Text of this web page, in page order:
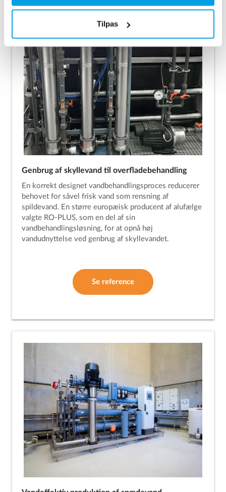
Tilpas
Genbrug af skyllevand til overfladebehandling
En korrekt designet vandbehandlingsproces reducerer
behovet for såvel frisk vand som rensning af
spildevand. En større europæisk producent af alufælge
valgte RO-PLUS, som en del af sin
vandbehandlingsløsning, for at opnå høj
vandudnyttelse ved genbrug af skyllevandet.
Se reference